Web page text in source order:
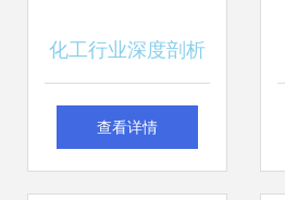
化工行业深度剖析
周期底部寻机遇，
查看详情